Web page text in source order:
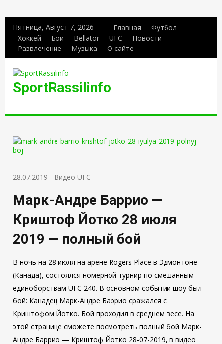
Пятница, Август 7, 2026 Главная
Футбол
Хоккей
Бои Bellator UFC
Новости
Развлечение
Музыка О сайте
SportRassilinfo
28.07.2019 - Видео UFC
Марк-Андре Баррио —
Криштоф Йотко 28 июля
2019 — полный бой
В ночь на 28 июля на арене Rogers Place в Эдмонтоне
(Канада), состоялся номерной турнир по смешанным
единоборствам UFC 240. В основном событии шоу был
бой: Канадец Марк-Андре Баррио сражался с
Криштофом Йотко. Бой проходил в среднем весе. На
этой странице сможете посмотреть полный бой Марк-
Андре Баррио — Криштоф Йотко 28-07-2019, в видео